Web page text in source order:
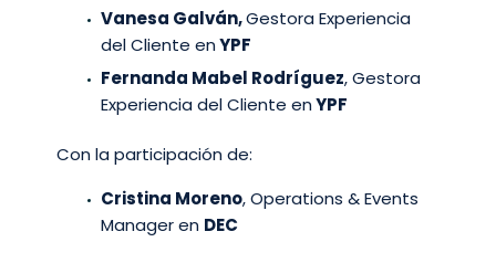
Vanesa Galván,Gestora Experiencia
del Cliente enYPF
Fernanda Mabel Rodríguez, Gestora
Experiencia del Cliente enYPF
Con la participación de:
Cristina Moreno, Operations & Events
Manager en DEC